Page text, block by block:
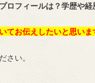
ロフィールは？学歴や経
てお伝えしたいと思いま
さい。